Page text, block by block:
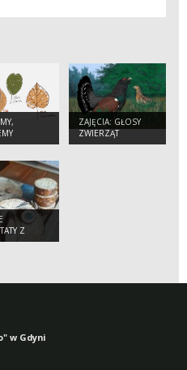
ZAJĘCIA: GŁOSY
ZWIERZĄT
Z
DLA
w Gdyni